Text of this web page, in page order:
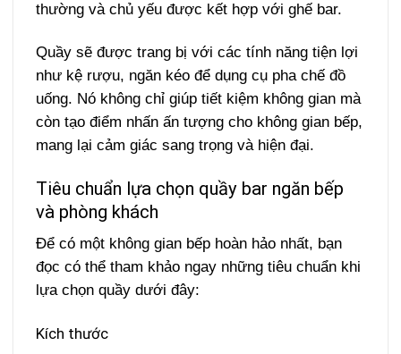
thường và chủ yếu được kết hợp với ghế bar.
Quầy sẽ được trang bị với các tính năng tiện lợi
như kệ rượu, ngăn kéo để dụng cụ pha chế đồ
uống. Nó không chỉ giúp tiết kiệm không gian mà
còn tạo điểm nhấn ấn tượng cho không gian bếp,
mang lại cảm giác sang trọng và hiện đại.
Tiêu chuẩn lựa chọn quầy bar ngăn bếp
và phòng khách
Để có một không gian bếp hoàn hảo nhất, bạn
đọc có thể tham khảo ngay những tiêu chuẩn khi
lựa chọn quầy dưới đây:
Kích thước